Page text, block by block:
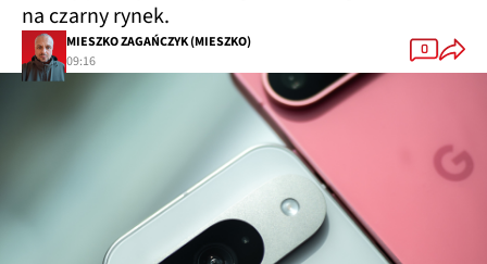
na czarny rynek.
MIESZKO ZAGAŃCZYK (MIESZKO)
09:16
0